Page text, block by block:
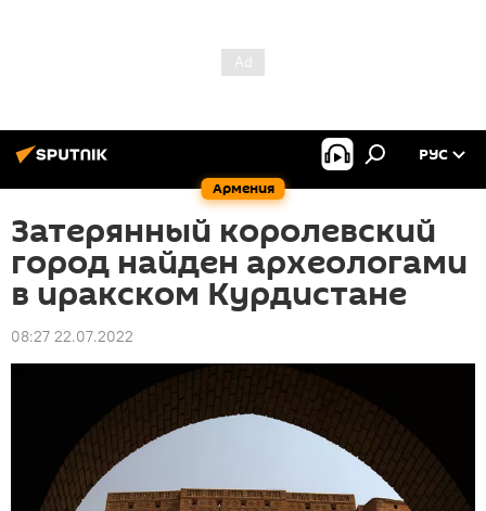
Армения
РУС
Затерянный королевский
город найден археологами
в иракском Курдистане
08:27 22.07.2022